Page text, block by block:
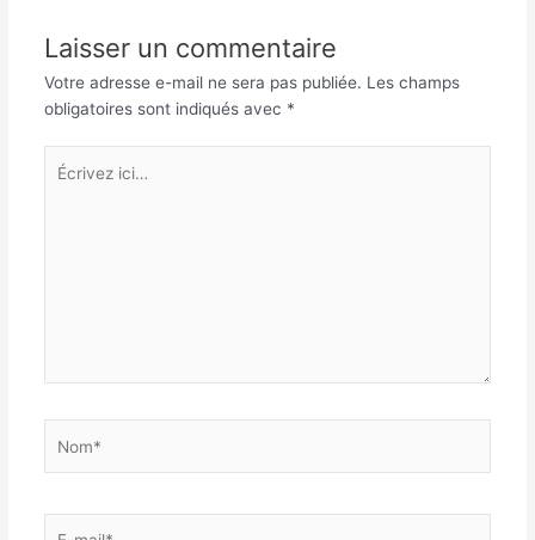
Laisser un commentaire
Votre adresse e-mail ne sera pas publiée. Les champs
obligatoires sont indiqués avec *
Écrivez
ici…